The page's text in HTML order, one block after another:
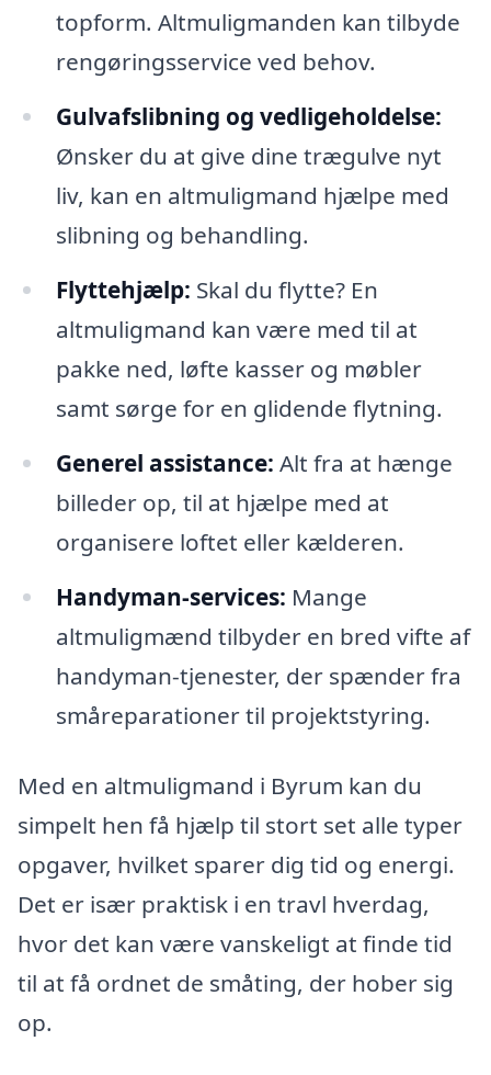
topform. Altmuligmanden kan tilbyde
rengøringsservice ved behov.
Gulvafslibning og vedligeholdelse:
Ønsker du at give dine trægulve nyt
liv, kan en altmuligmand hjælpe med
slibning og behandling.
Flyttehjælp: Skal du flytte? En
altmuligmand kan være med til at
pakke ned, løfte kasser og møbler
samt sørge for en glidende flytning.
Generel assistance: Alt fra at hænge
billeder op, til at hjælpe med at
organisere loftet eller kælderen.
Handyman-services: Mange
altmuligmænd tilbyder en bred vifte af
handyman-tjenester, der spænder fra
småreparationer til projektstyring.
Med en altmuligmand i Byrum kan du
simpelt hen få hjælp til stort set alle typer
opgaver, hvilket sparer dig tid og energi.
Det er især praktisk i en travl hverdag,
hvor det kan være vanskeligt at finde tid
til at få ordnet de småting, der hober sig
op.